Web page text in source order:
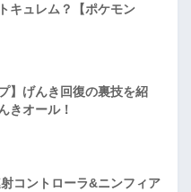
キュレム？【ポケモン
】げんき回復の裏技を紹
きオール！
射コントローラ&ニンフィア